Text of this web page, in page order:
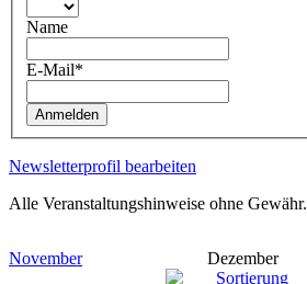
Name
E-Mail*
Anmelden
Newsletterprofil bearbeiten
Alle Veranstaltungshinweise ohne Gewähr.
November Dezember